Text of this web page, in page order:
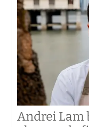
Andrei Lam